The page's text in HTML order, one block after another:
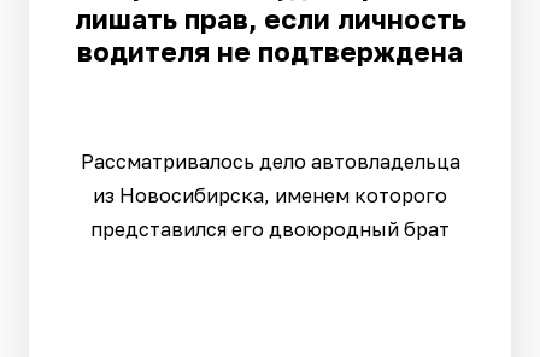
лишать прав, если личность
водителя не подтверждена
Рассматривалось дело автовладельца
из Новосибирска, именем которого
представился его двоюродный брат